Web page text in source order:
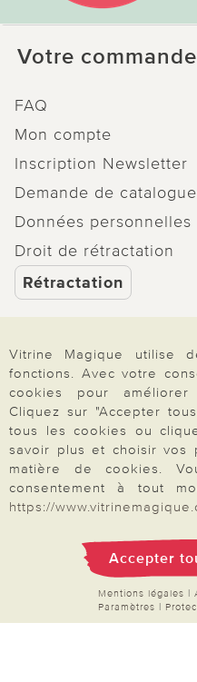
Votre commande
FAQ
Mon compte
Inscription Newsletter
Demande de catalogue
Données personnelles
Droit de rétractation
Rétractation
Paiement &
À propos de
Besoin d'aide?
Mentions légales|CGV|
Prix en Euro,
Vitrine Magique utilise
fonctions. Avec votre
cookies pour
Cliquez sur "Accepter
tous les cookies ou
savoir plus et choisir vos
matière de cookies.
consentement à tout
https://
Accepter
Mentions légales |
Paramètres |